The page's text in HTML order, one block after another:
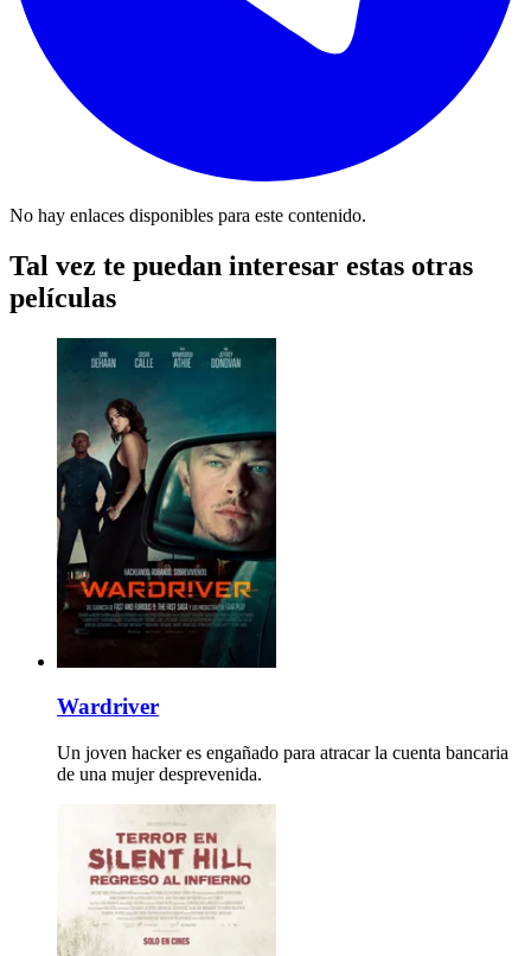
No hay enlaces disponibles para este contenido.
Tal vez te puedan interesar estas otras
películas
Wardriver
Un joven hacker es engañado para atracar la cuenta bancaria
de una mujer desprevenida.